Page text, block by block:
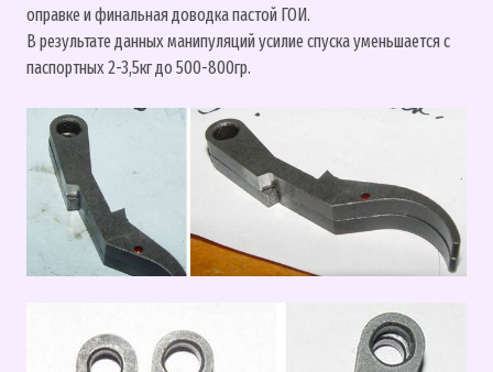
оправке и финальная доводка пастой ГОИ.
В результате данных манипуляций усилие спуска уменьшается с
паспортных 2-3,5кг до 500-800гр.